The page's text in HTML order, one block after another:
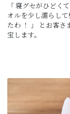
「 寝グセがひどく
オルを少し濡らし
たわ ！ 」 とお客
宝します。